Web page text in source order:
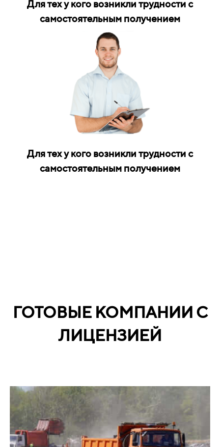
Для тех у кого возникли трудности с
самостоятельным получением
Для тех у кого возникли трудности с
самостоятельным получением
ГОТОВЫЕ КОМПАНИИ С
ЛИЦЕНЗИЕЙ